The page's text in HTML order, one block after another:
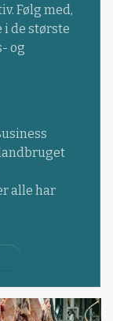
Følg med,
de største
og
alle har